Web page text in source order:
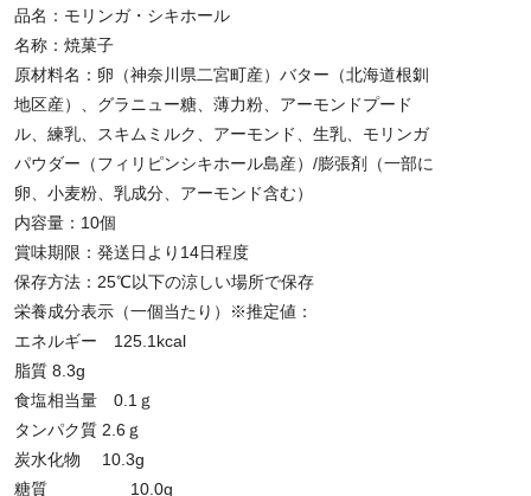
品名：モリンガ・シキホール
名称：焼菓子
原材料名：卵（神奈川県二宮町産）バター（北海道根釧
地区産）、グラニュー糖、薄力粉、アーモンドプード
ル、練乳、スキムミルク、アーモンド、生乳、モリンガ
パウダー（フィリピンシキホール島産）/膨張剤（一部に
卵、小麦粉、乳成分、アーモンド含む）
内容量：10個
賞味期限：発送日より14日程度
保存方法：25℃以下の涼しい場所で保存
栄養成分表示（一個当たり）※推定値：
エネルギー 125.1kcal
脂質 8.3g
食塩相当量 0.1ｇ
タンパク質 2.6ｇ
炭水化物 10.3g
糖質 10.0g